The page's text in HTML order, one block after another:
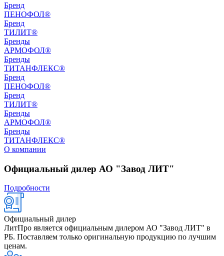
Бренд
ПЕНОФОЛ®
Бренд
ТИЛИТ®
Бренды
АРМОФОЛ®
Бренды
ТИТАНФЛЕКС®
Бренд
ПЕНОФОЛ®
Бренд
ТИЛИТ®
Бренды
АРМОФОЛ®
Бренды
ТИТАНФЛЕКС®
О компании
Официальный дилер АО "Завод ЛИТ"
Подробности
Официальный дилер
ЛитПро является официальным дилером АО "Завод ЛИТ" в
РБ. Поставляем только оригинальную продукцию по лучшим
ценам.